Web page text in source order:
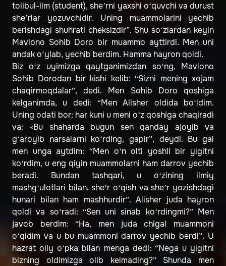
tolibul-ilm (student), she’rni yaxshi o‘quvchi va durust
she’rlar yozuvchidir. Uning muammolarini yechib
berishdagi shuhrati cheksizdir”. Shu so‘zlardan keyin
Mavlono Sohib Doro bir muammo ayttirdi. Men uni
andak o‘ylab, yechib berdim. Hamma hayron qoldi.
Biz o‘z uyimizga qaytganimizdan so‘ng, Mavlono
Sohib Dorodan bir kishi kelib: “Sizni mening xojam
chaqirmoqdalar”, dedi. Men Sohib Doro qoshiga
kelganimda, u dedi: “Men Alisher oldida bo‘ldim.
Uning odati bor: har kuni u meni o‘z qoshiga chaqiradi
va: «Bu shaharda bugun sen qanday ajoyib va
g‘aroyib narsalarni ko‘rding, gapir”, deydi. Bu gal
men unga aytdim: “Men o‘n olti yoshli bir yigitni
ko‘rdim, u eng qiyin muammolarni ham darrov yechib
beradi. Bundan tashqari, u o‘zining ilmiy
mashg‘ulotlari bilan, she’r o‘qish va she’r yozishdagi
hunari bilan ham mashhurdir”. Alisher juda hayron
qoldi va so‘radi: “Sen uni sinab ko‘rdingmi?” Men
javob berdim: “Ha, men juda chigal muammoni
o‘qidim va u bu muammoni darrov yechib berdi”. U
hazrat oliy o‘pka bilan menga dedi: “Nega u yigitni
bizning oldimizga olib kelmading?” Shunda men